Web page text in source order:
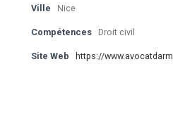
Ville Nice
Compétences Droit civil
Site Web https://